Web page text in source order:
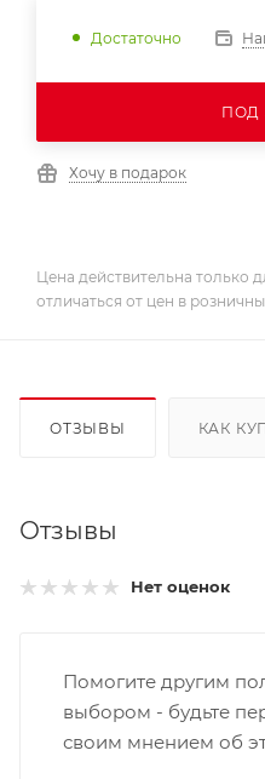
Достаточно
ПОД
Хочу в подарок
Цена действительна только
отличаться от цен в
ОТЗЫВЫ КАК
Отзывы
Нет оценок
Помогите другим
выбором - будьте
своим мнением об